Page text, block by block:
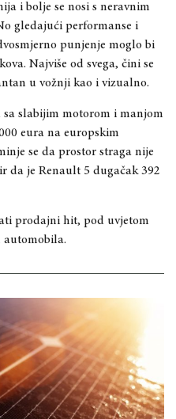
i bolje se nosi s neravnim
gledajući performanse i
punjenje moglo bi
Najviše od svega, čini se
u vožnji kao i vizualno.
sa slabijim motorom i manjom
eura na europskim
se da prostor straga nije
da je Renault 5 dugačak 392
prodajni hit, pod uvjetom
automobila.